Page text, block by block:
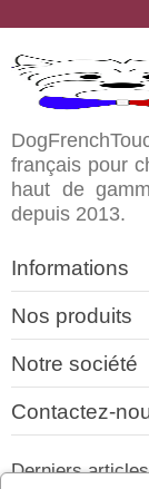
français pour
haut de
depuis 2013.
Informations
Nos produits
Notre société
Contactez-
Derniers articles